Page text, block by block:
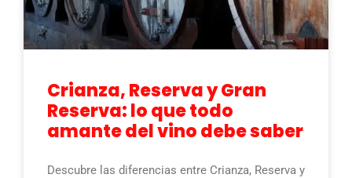
Crianza, Reserva y Gran
Reserva: lo que todo
amante del vino debe saber
Descubre las diferencias entre Crianza, Reserva y